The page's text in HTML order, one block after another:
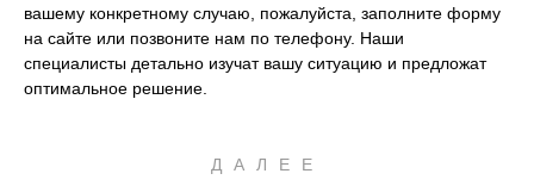
вашему конкретному случаю, пожалуйста, заполните форму
на сайте или позвоните нам по телефону. Наши
специалисты детально изучат вашу ситуацию и предложат
оптимальное решение.
ДАЛЕЕ